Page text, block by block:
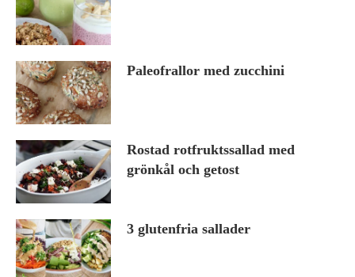
Paleofrallor med zucchini
Rostad rotfruktssallad med
grönkål och getost
3 glutenfria sallader